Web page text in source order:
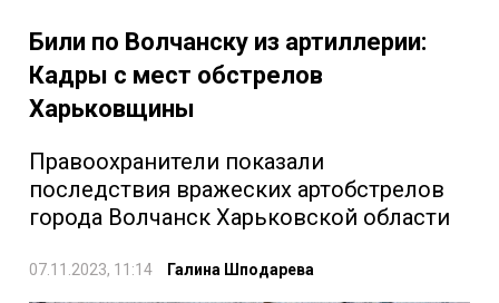
Били по Волчанску из артиллерии:
Кадры с мест обстрелов
Харьковщины
Правоохранители показали
последствия вражеских артобстрелов
города Волчанск Харьковской области
07.11.2023, 11:14 Галина Шподарева